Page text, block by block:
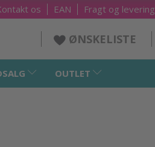
Fragt og levering
EAN
os
ØNSKELISTE
OUTLET